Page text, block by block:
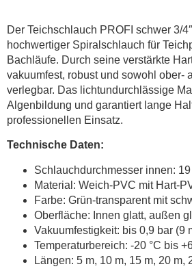
Der Teichschlauch PROFI schwer 3/
hochwertiger Spiralschlauch für
Bachläufe. Durch seine verstärkte
vakuumfest, robust und sowohl ober-
verlegbar. Das lichtundurchlässige
Algenbildung und garantiert lange
professionellen Einsatz.
Technische Daten:
Schlauchdurchmesser innen: 19
Material: Weich-PVC mit Hart-
Farbe: Grün-transparent mit
Oberfläche: Innen glatt, außen
Vakuumfestigkeit: bis 0,9 bar (9
Temperaturbereich: -20 °C bis
Längen: 5 m, 10 m, 15 m, 20 m,